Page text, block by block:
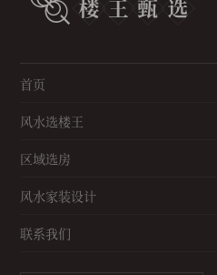
首页
风水选楼王
区域选房
风水家装设计
联系我们